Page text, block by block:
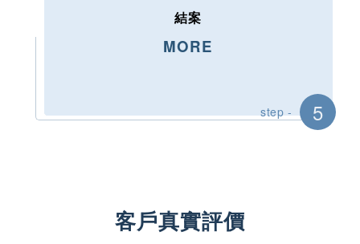
step - 5
結案
MORE
客戶真實評價